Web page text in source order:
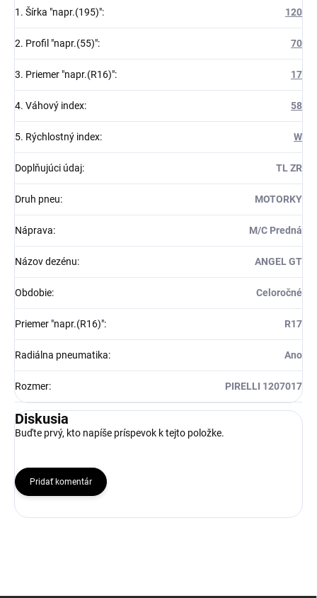
1. Šírka "napr.(195)": 120
2. Profil "napr.(55)": 70
3. Priemer "napr.(R16)": 17
4. Váhový index: 58
5. Rýchlostný index: W
Doplňujúci údaj: TL ZR
Druh pneu: MOTORKY
Náprava: M/C Predná
Názov dezénu: ANGEL GT
Obdobie: Celoročné
Priemer "napr.(R16)": R17
Radiálna pneumatika: Ano
Rozmer: PIRELLI 1207017
Diskusia
Buďte prvý, kto napíše príspevok k tejto položke.
Pridať komentár